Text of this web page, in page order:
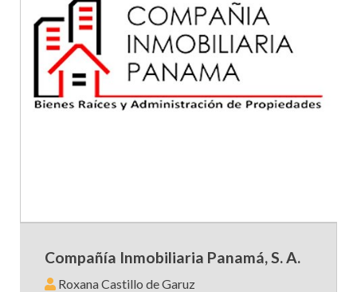
Compañía Inmobiliaria Panamá, S. A.
Roxana Castillo de Garuz